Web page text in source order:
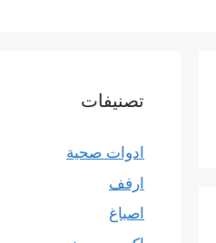
تصنيفات
ادوات صحية
ارفف
اصباغ